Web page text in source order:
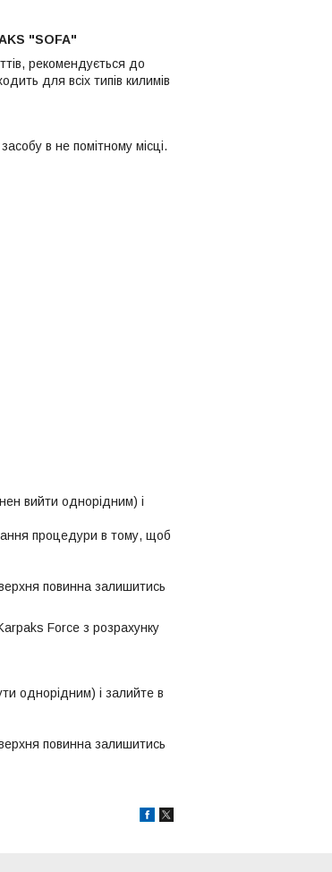
"SOFA"
рекомендується до
для всіх типів килимів
в не помітному місці.
вийти однорідним) і
процедури в тому, щоб
повинна залишитись
Force з розрахунку
однорідним) і залийте в
повинна залишитись